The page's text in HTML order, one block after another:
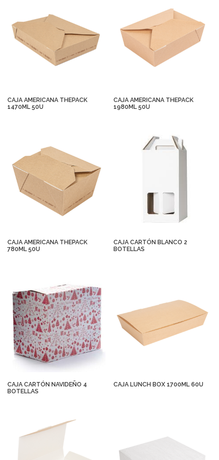
CAJA AMERICANA THEPACK
1470ML 50U
CAJA AMERICANA THEPACK
1980ML 50U
CAJA AMERICANA THEPACK
780ML 50U
CAJA CARTÓN BLANCO 2
BOTELLAS
CAJA CARTÓN NAVIDEÑO 4
BOTELLAS
CAJA LUNCH BOX 1700ML 60U